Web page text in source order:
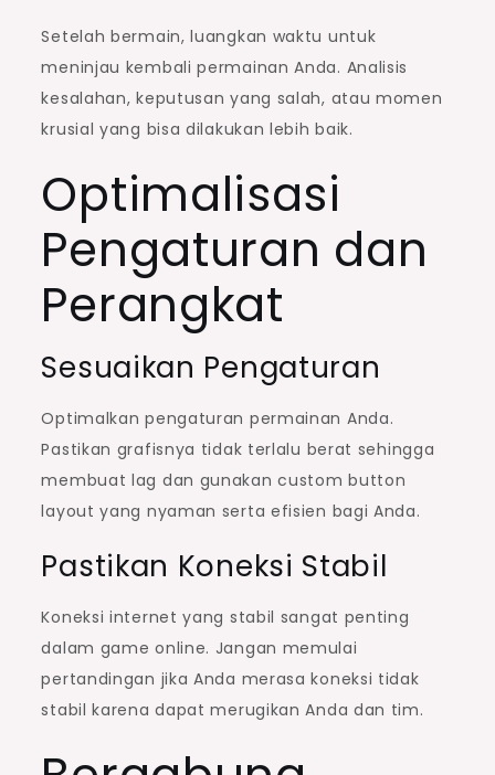
Setelah bermain, luangkan waktu untuk
meninjau kembali permainan Anda. Analisis
kesalahan, keputusan yang salah, atau momen
krusial yang bisa dilakukan lebih baik.
Optimalisasi
Pengaturan dan
Perangkat
Sesuaikan Pengaturan
Optimalkan pengaturan permainan Anda.
Pastikan grafisnya tidak terlalu berat sehingga
membuat lag dan gunakan custom button
layout yang nyaman serta efisien bagi Anda.
Pastikan Koneksi Stabil
Koneksi internet yang stabil sangat penting
dalam game online. Jangan memulai
pertandingan jika Anda merasa koneksi tidak
stabil karena dapat merugikan Anda dan tim.